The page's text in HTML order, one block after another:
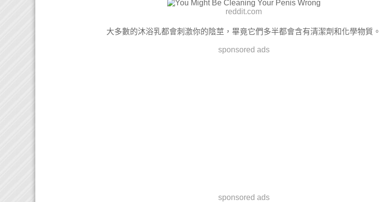
reddit.com
大多數的沐浴乳都會刺激你的陰莖，畢竟它們多半都會含有清潔劑和化學物質。
sponsored ads
sponsored ads